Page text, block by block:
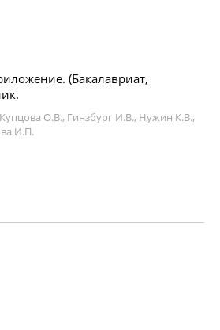
(Бакалавриат,
О.В., Гинзбург И.В., Нужин К.В.,
И.П.